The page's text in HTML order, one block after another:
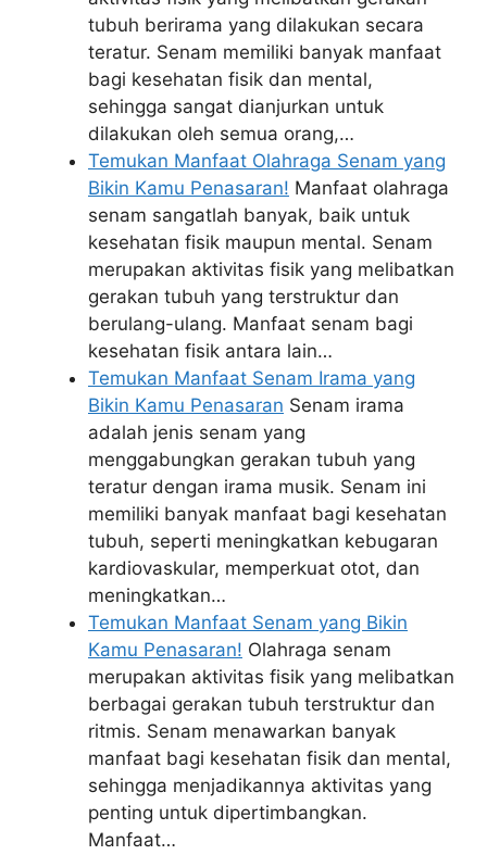
tubuh berirama yang dilakukan secara
teratur. Senam memiliki banyak manfaat
bagi kesehatan fisik dan mental,
sehingga sangat dianjurkan untuk
dilakukan oleh semua orang,…
Temukan Manfaat Olahraga Senam yang
Bikin Kamu Penasaran! Manfaat olahraga
senam sangatlah banyak, baik untuk
kesehatan fisik maupun mental. Senam
merupakan aktivitas fisik yang melibatkan
gerakan tubuh yang terstruktur dan
berulang-ulang. Manfaat senam bagi
kesehatan fisik antara lain…
Temukan Manfaat Senam Irama yang
Bikin Kamu Penasaran Senam irama
adalah jenis senam yang
menggabungkan gerakan tubuh yang
teratur dengan irama musik. Senam ini
memiliki banyak manfaat bagi kesehatan
tubuh, seperti meningkatkan kebugaran
kardiovaskular, memperkuat otot, dan
meningkatkan…
Temukan Manfaat Senam yang Bikin
Kamu Penasaran! Olahraga senam
merupakan aktivitas fisik yang melibatkan
berbagai gerakan tubuh terstruktur dan
ritmis. Senam menawarkan banyak
manfaat bagi kesehatan fisik dan mental,
sehingga menjadikannya aktivitas yang
penting untuk dipertimbangkan.
Manfaat…